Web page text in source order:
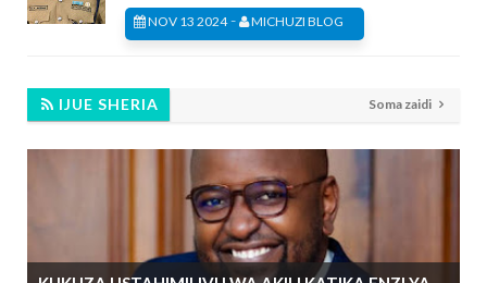
NOV 13 2024- MICHUZI BLOG
IJUE SHERIA Soma zaidi